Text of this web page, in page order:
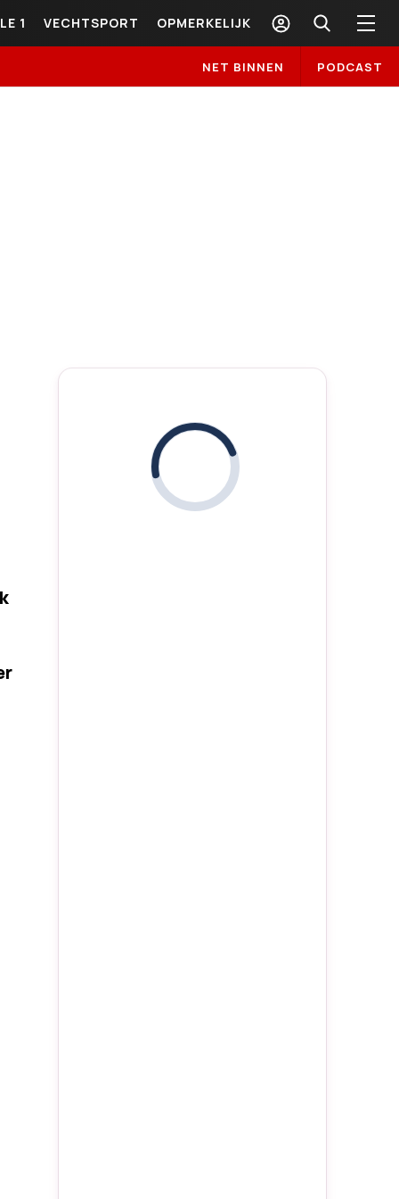
1 VECHTSPORT OPMERKELIJK
NET BINNEN PODCAST